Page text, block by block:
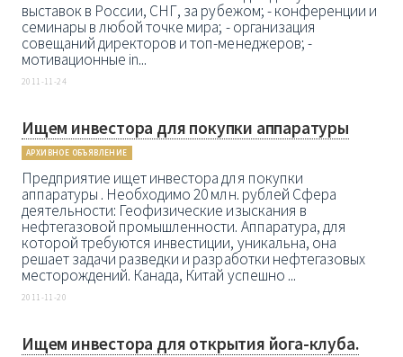
выставок в России, СНГ, за рубежом; - конференции и
семинары в любой точке мира; - организация
совещаний директоров и топ-менеджеров; -
мотивационные in...
2011-11-24
Ищем инвестора для покупки аппаратуры
АРХИВНОЕ ОБЪЯВЛЕНИЕ
Предприятие ищет инвестора для покупки
аппаратуры . Необходимо 20 млн. рублей Сфера
деятельности: Геофизические изыскания в
нефтегазовой промышленности. Аппаратура, для
которой требуются инвестиции, уникальна, она
решает задачи разведки и разработки нефтегазовых
месторождений. Канада, Китай успешно ...
2011-11-20
Ищем инвестора для открытия йога-клуба.